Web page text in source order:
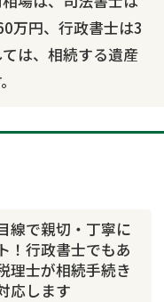
万円、行政書士は3
は、相続する遺産
線で親切・丁寧に
！行政書士でもあ
理士が相続手続き
応します